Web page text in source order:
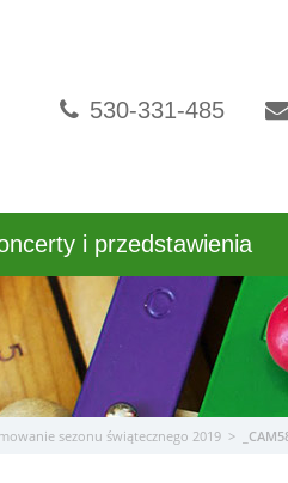
530-331-485
i przedstawienia
sezonu świątecznego 2019 >